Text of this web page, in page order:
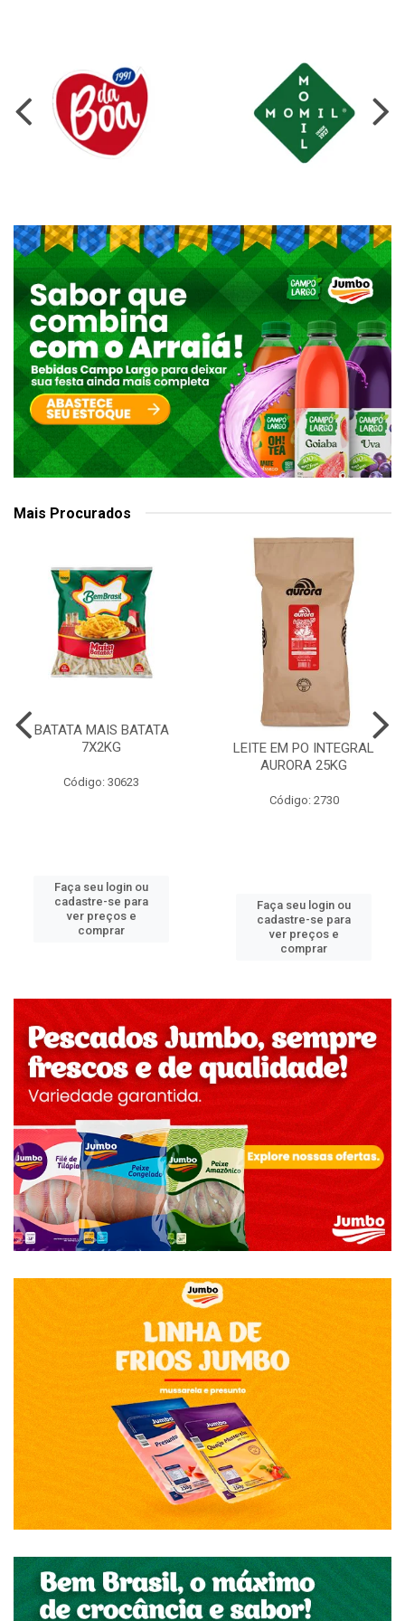
Mais Procurados
BATATA MAIS BATATA
7X2KG
Código: 30623
Faça seu login ou
cadastre-se para
ver preços e
comprar
LEITE EM PO INTEGRAL
AURORA 25KG
Código: 2730
Faça seu login ou
cadastre-se para
ver preços e
comprar